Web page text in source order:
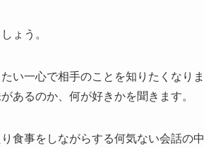
ょう。
い一心で相手のことを知りたくなり
あるのか、何が好きかを聞きます。
食事をしながらする何気ない会話の